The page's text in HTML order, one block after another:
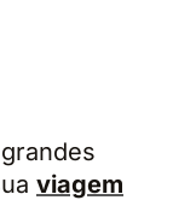
viagem